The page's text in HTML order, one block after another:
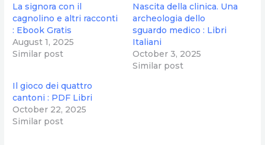
La signora con il
cagnolino e altri racconti
: Ebook Gratis
August 1, 2025
Similar post
Nascita della clinica. Una
archeologia dello
sguardo medico : Libri
Italiani
October 3, 2025
Similar post
Il gioco dei quattro
cantoni : PDF Libri
October 22, 2025
Similar post